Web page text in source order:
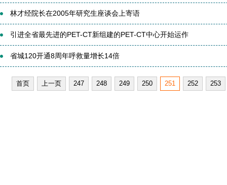
林才经院长在2005年研究生座谈会上寄语
引进全省最先进的PET-CT新组建的PET-CT中心开始运作
省城120开通8周年呼救量增长14倍
首页 上一页 247 248 249 250 251 252 253